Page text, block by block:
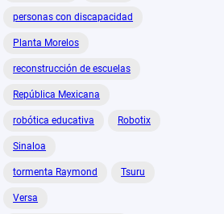
personas con discapacidad
Planta Morelos
reconstrucción de escuelas
República Mexicana
robótica educativa Robotix
Sinaloa
tormenta Raymond Tsuru
Versa